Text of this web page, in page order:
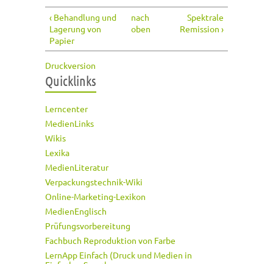
‹ Behandlung und
Lagerung von
Papier
nach
oben
Spektrale
Remission ›
Druckversion
Quicklinks
Lerncenter
MedienLinks
Wikis
Lexika
MedienLiteratur
Verpackungstechnik-Wiki
Online-Marketing-Lexikon
MedienEnglisch
Prüfungsvorbereitung
Fachbuch Reproduktion von Farbe
LernApp Einfach (Druck und Medien in